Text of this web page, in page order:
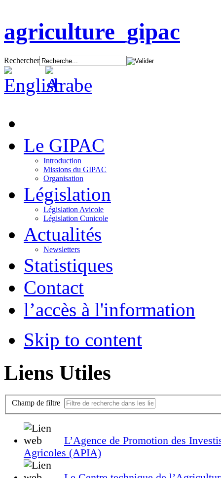
agriculture_gipac
Rechercher
Le GIPAC
Introduction
Missions du GIPAC
Organisation
Législation
Législation Avicole
Législation Cunicole
Actualités
Newsletters
Statistiques
Contact
l’accès à l'information
Skip to content
Liens Utiles
Champ de filtre
L’Agence de Promotion des
Agricoles (APIA)